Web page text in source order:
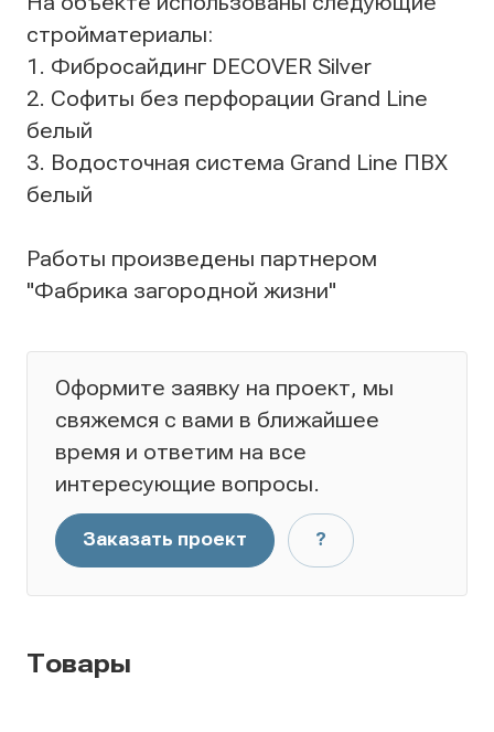
стройматериалы:
1. Фибросайдинг DECOVER Silver
2. Софиты без перфорации Grand Line
белый
3. Водосточная система Grand Line ПВХ
белый
Работы произведены партнером
"Фабрика загородной жизни"
Оформите заявку на проект, мы
свяжемся с вами в ближайшее
время и ответим на все
интересующие вопросы.
Заказать проект ?
Товары